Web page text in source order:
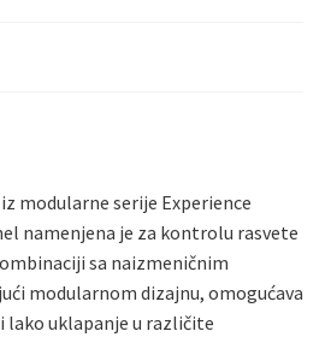
iz modularne serije Experience
namenjena je za kontrolu rasvete
sa naizmeničnim
modularnom dizajnu, omogućava
lako uklapanje u različite